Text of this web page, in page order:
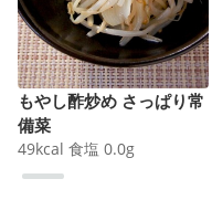
もやし酢炒め さっぱり常
備菜
49kcal 食塩 0.0g